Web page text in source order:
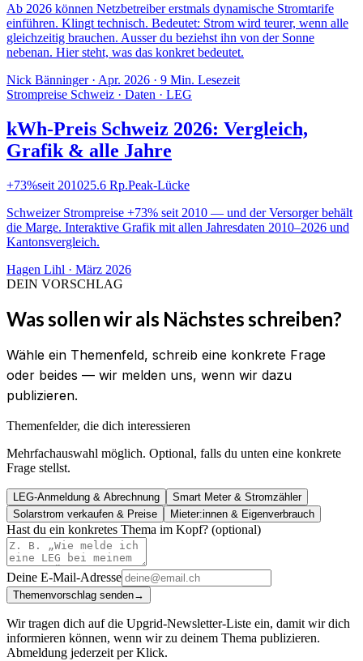
Ab 2026 können Netzbetreiber erstmals dynamische Stromtarife
einführen. Klingt technisch. Bedeutet: Strom wird teurer, wenn alle
gleichzeitig brauchen. Ausser du beziehst ihn von der Sonne
nebenan. Hier steht, was das konkret bedeutet.
Nick Bänninger· Apr. 2026 · 9 Min. Lesezeit
Strompreise Schweiz · Daten · LEG
kWh-Preis Schweiz 2026: Vergleich,
Grafik & alle Jahre
+73%seit 201025.6 Rp.Peak-Lücke
Schweizer Strompreise +73% seit 2010 — und der Versorger behält
die Marge. Interaktive Grafik mit allen Jahresdaten 2010–2026 und
Kantonsvergleich.
Hagen Lihl · März 2026
DEIN VORSCHLAG
Was sollen wir als Nächstes schreiben?
Wähle ein Themenfeld, schreib eine konkrete Frage
oder beides — wir melden uns, wenn wir dazu
publizieren.
Themenfelder, die dich interessieren
Mehrfachauswahl möglich. Optional, falls du unten eine konkrete
Frage stellst.
LEG-Anmeldung & Abrechnung
Smart Meter & Stromzähler
Solarstrom verkaufen & Preise
Mieter:innen & Eigenverbrauch
Hast du ein konkretes Thema im Kopf? (optional)
Deine E-Mail-Adresse
Themenvorschlag senden→
Wir tragen dich auf die Upgrid-Newsletter-Liste ein, damit wir dich
informieren können, wenn wir zu deinem Thema publizieren.
Abmeldung jederzeit per Klick.